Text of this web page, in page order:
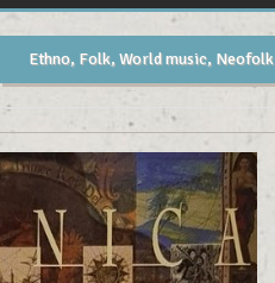
Ethno, Folk, World music, Neofolk